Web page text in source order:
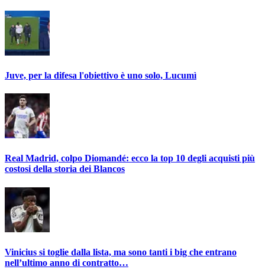
Juve, per la difesa l'obiettivo è uno solo, Lucumì
Real Madrid, colpo Diomandé: ecco la top 10 degli acquisti più
costosi della storia dei Blancos
Vinicius si toglie dalla lista, ma sono tanti i big che entrano
nell’ultimo anno di contratto…